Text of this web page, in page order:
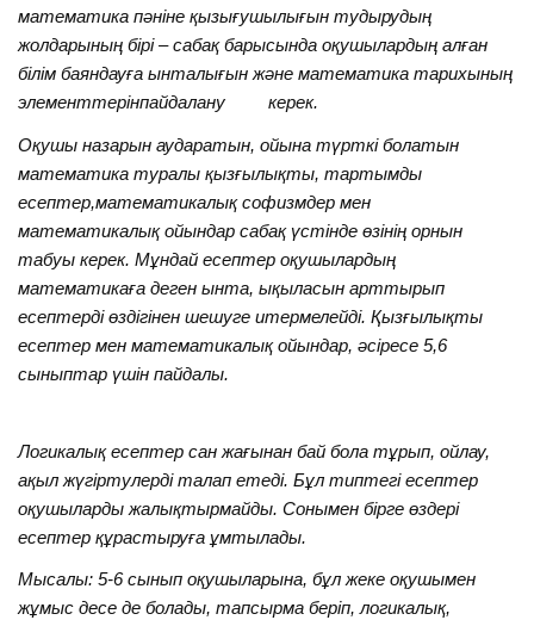
математика пәніне қызығушылығын тудырудың
жолдарының бірі – сабақ барысында оқушылардың алған
білім баяндауға ынталығын және математика тарихының
элементтерінпайдалану керек.
Оқушы назарын аударатын, ойына түрткі болатын
математика туралы қызғылықты, тартымды
есептер,математикалық софизмдер мен
математикалық ойындар сабақ үстінде өзінің орнын
табуы керек. Мұндай есептер оқушылардың
математикаға деген ынта, ықыласын арттырып
есептерді өздігінен шешуге итермелейді. Қызғылықты
есептер мен математикалық ойындар, әсіресе 5,6
сыныптар үшін пайдалы.
Логикалық есептер сан жағынан бай бола тұрып, ойлау,
ақыл жүгіртулерді талап етеді. Бұл типтегі есептер
оқушыларды жалықтырмайды. Сонымен бірге өздері
есептер құрастыруға ұмтылады.
Мысалы: 5-6 сынып оқушыларына, бұл жеке оқушымен
жұмыс десе де болады, тапсырма беріп, логикалық,